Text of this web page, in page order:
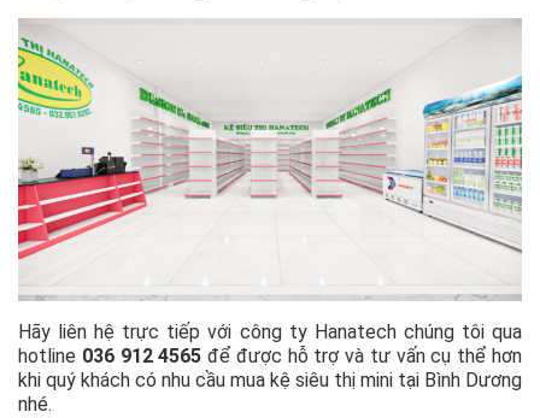
Hãy liên hệ trực tiếp với công ty Hanatech chúng tôi qua
hotline 036 912 4565 để được hỗ trợ và tư vấn cụ thể hơn
khi quý khách có nhu cầu mua kệ siêu thị mini tại Bình Dương
nhé.